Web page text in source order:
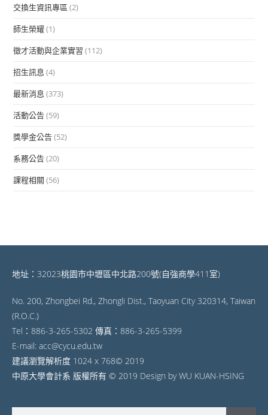
交換生資訊專區 (2)
師生榮耀(1)
徵才活動與企業實習 (112)
招生訊息 (4)
最新消息 (373)
活動公告(59)
獎學金公告(52)
系務公告(20)
課程相關 (56)
地址：32023桃園市中壢區中北路200號(自強商學411室)
No. 200, Zhongbei Rd., Zhongli Dist., Taoyuan City 320314, Taiwan
(R.O.C.)
Tel：886-3-265-5302 傳真：886-3-265-5399
E-mail: acc@cycu.edu.tw
建議瀏覽解析度 1024 x 768© 2019
中原大學會計系 版權所有 © 2019 Design by WU KUAN-HSING